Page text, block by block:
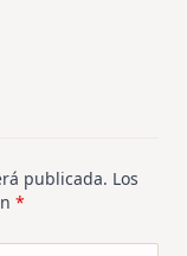
publicada. Los
*